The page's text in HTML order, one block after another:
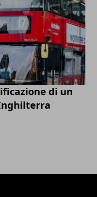
di un